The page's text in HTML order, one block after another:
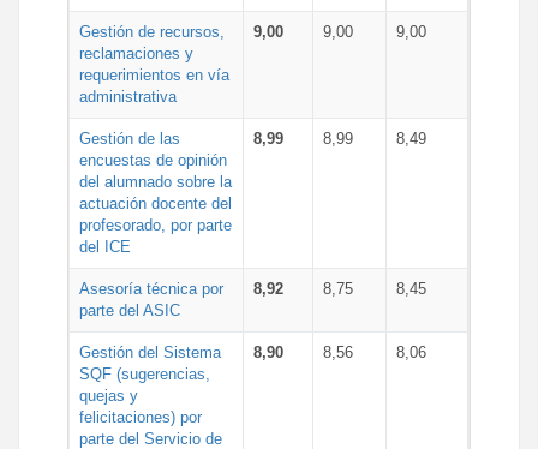
Gestión de recursos,
reclamaciones y
requerimientos en vía
administrativa
9,00 9,00 9,00
Gestión de las
encuestas de opinión
del alumnado sobre la
actuación docente del
profesorado, por parte
del ICE
8,99 8,99 8,49
Asesoría técnica por
parte del ASIC
8,92 8,75 8,45
Gestión del Sistema
SQF (sugerencias,
quejas y
felicitaciones) por
parte del Servicio de
8,90 8,56 8,06